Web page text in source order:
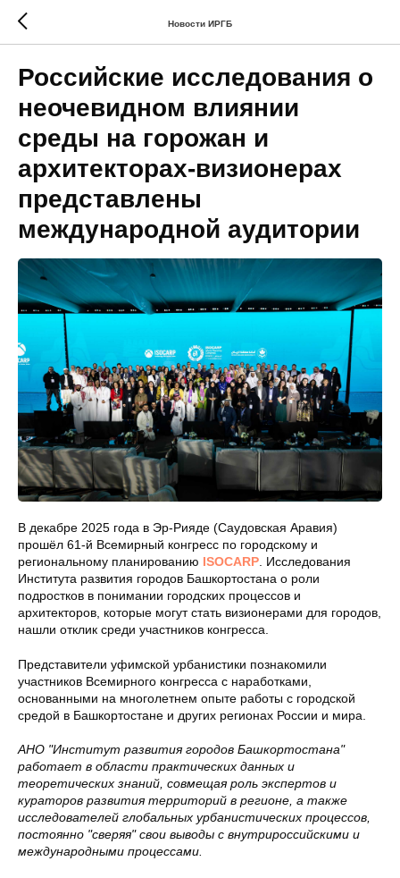
Новости ИРГБ
Российские исследования о
неочевидном влиянии
среды на горожан и
архитекторах-визионерах
представлены
международной аудитории
В декабре 2025 года в Эр-Рияде (Саудовская Аравия)
прошёл 61-й Всемирный конгресс по городскому и
региональному планированию ISOCARP . Исследования
Института развития городов Башкортостана о роли
подростков в понимании городских процессов и
архитекторов, которые могут стать визионерами для городов,
нашли отклик среди участников конгресса.
Представители уфимской урбанистики познакомили
участников Всемирного конгресса с наработками,
основанными на многолетнем опыте работы с городской
средой в Башкортостане и других регионах России и мира.
АНО "Институт развития городов Башкортостана"
работает в области практических данных и
теоретических знаний, совмещая роль экспертов и
кураторов развития территорий в регионе, а также
исследователей глобальных урбанистических процессов,
постоянно "сверяя" свои выводы с внутрироссийскими и
международными процессами.